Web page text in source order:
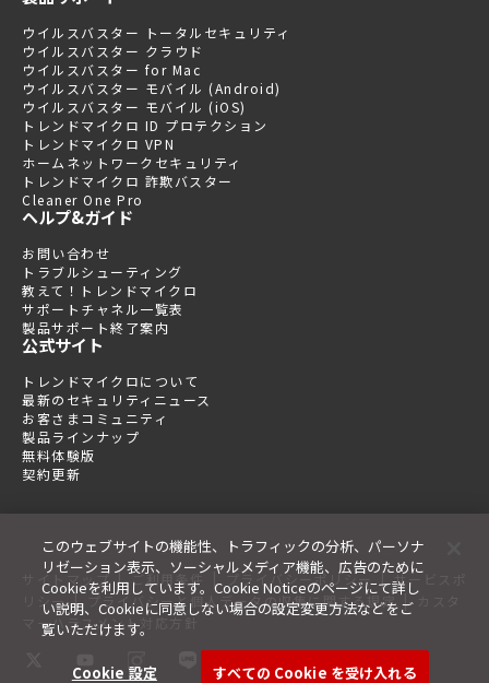
ウイルスバスター トータルセキュリティ
ウイルスバスター クラウド
ウイルスバスター for Mac
ウイルスバスター モバイル (Android)
ウイルスバスター モバイル (iOS)
トレンドマイクロ ID プロテクション
トレンドマイクロ VPN
ホームネットワークセキュリティ
トレンドマイクロ 詐欺バスター
Cleaner One Pro
ヘルプ&ガイド
お問い合わせ
トラブルシューティング
教えて！トレンドマイクロ
サポートチャネル一覧表
製品サポート終了案内
公式サイト
トレンドマイクロについて
最新のセキュリティニュース
お客さまコミュニティ
製品ラインナップ
無料体験版
契約更新
サイトマップ | ご利用条件 プライバシーポリシー | サービスポ
リシー | プライバシーと個人データの収集に関する規定 |
マーハラスメント対応方針
このウェブサイトの機能性、トラフィックの分析、パーソナ
リゼーション表示、ソーシャルメディア機能、広告のために
Cookieを利用しています。Cookie Noticeのページにて詳し
い説明、Cookieに同意しない場合の設定変更方法などをご
覧いただけます。
Cookie 設定 すべての Cookie を受け入れる